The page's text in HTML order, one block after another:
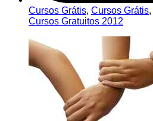
Cursos Grátis, Cursos Grátis,
Cursos Gratuitos 2012